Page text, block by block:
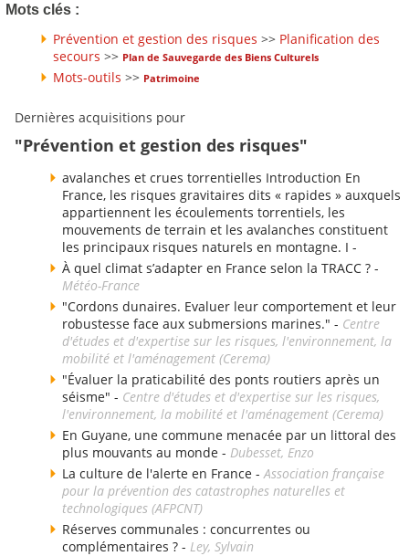
Mots clés :
Prévention et gestion des risques >> Planification des
secours >> Plan de Sauvegarde des Biens Culturels
Mots-outils >> Patrimoine
Dernières acquisitions pour
"Prévention et gestion des risques"
avalanches et crues torrentielles Introduction En
France, les risques gravitaires dits « rapides » auxquels
appartiennent les écoulements torrentiels, les
mouvements de terrain et les avalanches constituent
les principaux risques naturels en montagne. I -
À quel climat s’adapter en France selon la TRACC ? -
Météo-France
"Cordons dunaires. Evaluer leur comportement et leur
robustesse face aux submersions marines." - Centre
d'études et d'expertise sur les risques, l'environnement, la
mobilité et l'aménagement (Cerema)
"Évaluer la praticabilité des ponts routiers après un
séisme" - Centre d'études et d'expertise sur les risques,
l'environnement, la mobilité et l'aménagement (Cerema)
En Guyane, une commune menacée par un littoral des
plus mouvants au monde - Dubesset, Enzo
La culture de l'alerte en France - Association française
pour la prévention des catastrophes naturelles et
technologiques (AFPCNT)
Réserves communales : concurrentes ou
complémentaires ? - Ley, Sylvain